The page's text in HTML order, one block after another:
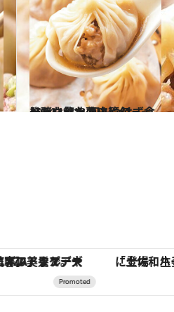
2014.12.18
発酵させた薄皮にジューシーな餡！ 何もつけず食べたい台北の小籠包
旅＆お出かけ
に登場！生姜、山椒、大葉など目にも舌にも涼を呼ぶ郷土の味